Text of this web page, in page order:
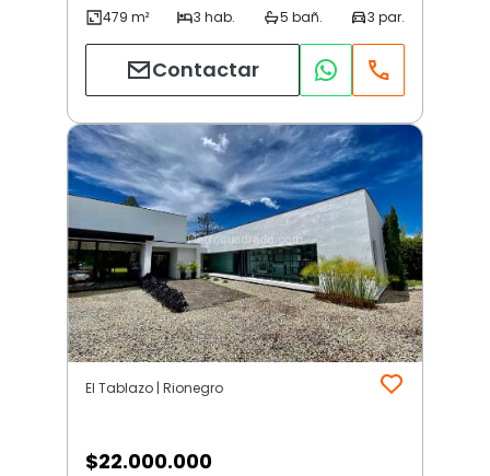
Contactar
El Tablazo | Rionegro
$22.000.000